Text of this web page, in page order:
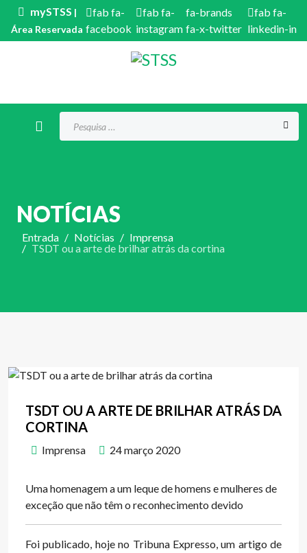
mySTSS |
Área Reservada
fab fa-
facebook
fab fa-
instagram
fa-brands
fa-x-twitter
fab fa-
linkedin-in
NOTÍCIAS
Entrada Notícias
Imprensa
TSDT ou a arte de brilhar atrás da cortina
TSDT OU A ARTE DE BRILHAR ATRÁS DA
CORTINA
Imprensa 24 março 2020
Uma homenagem a um leque de homens e mulheres de
exceção que não têm o reconhecimento devido
Foi publicado, hoje no Tribuna Expresso, um artigo de